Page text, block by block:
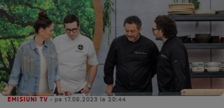
EMISIUNI TV • pe 17.09.2023 la 20:44